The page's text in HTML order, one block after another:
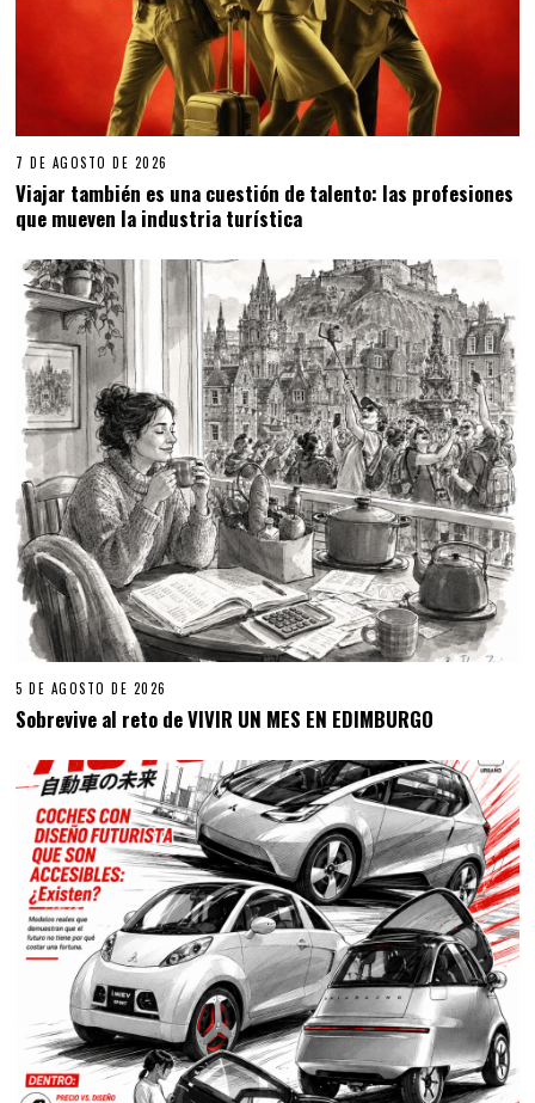
7 DE AGOSTO DE 2026
Viajar también es una cuestión de talento: las profesiones
que mueven la industria turística
5 DE AGOSTO DE 2026
Sobrevive al reto de VIVIR UN MES EN EDIMBURGO